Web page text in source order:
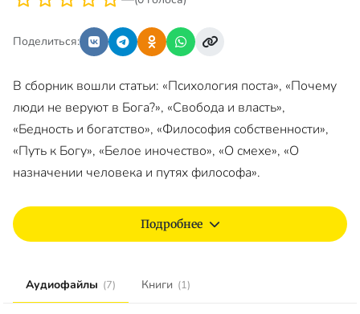
Поделиться:
В сборник вошли статьи: «Психология поста», «Почему
люди не веруют в Бога?», «Свобода и власть»,
«Бедность и богатство», «Философия собственности»,
«Путь к Богу», «Белое иночество», «О смехе», «О
назначении человека и путях философа».
Подробнее
Аудиофайлы (7) Книги (1)